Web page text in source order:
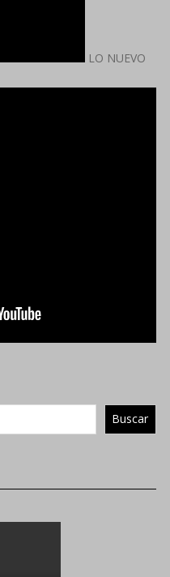
LO NUEVO
Buscar